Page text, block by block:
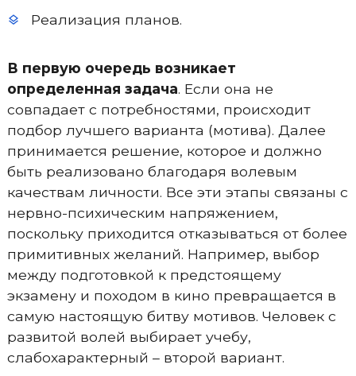
Реализация планов.
В первую очередь возникает
определенная задача. Если она не
совпадает с потребностями, происходит
подбор лучшего варианта (мотива). Далее
принимается решение, которое и должно
быть реализовано благодаря волевым
качествам личности. Все эти этапы связаны с
нервно-психическим напряжением,
поскольку приходится отказываться от более
примитивных желаний. Например, выбор
между подготовкой к предстоящему
экзамену и походом в кино превращается в
самую настоящую битву мотивов. Человек с
развитой волей выбирает учебу,
слабохарактерный – второй вариант.